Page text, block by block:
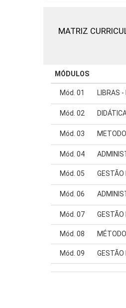
MATRIZ
MÓDULOS
Mód. 01 LIBRAS -
Mód. 02
Mód. 03
Mód. 04
Mód. 05 GESTÃO
Mód. 06
Mód. 07 GESTÃO
Mód. 08
Mód. 09 GESTÃO